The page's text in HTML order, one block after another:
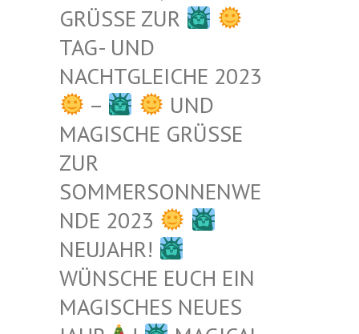
GRÜSSE ZUR
TAG- UND
NACHTGLEICHE 2023
–
UND
MAGISCHE GRÜSSE Z
UR S
OMMERSONNENWEN
DE 2023
NEUJAHR!
WÜNSCHE EUCH EIN
MAGISCHES NEUES